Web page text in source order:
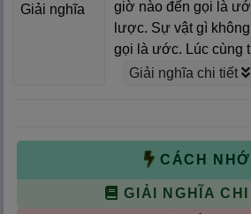
Giải nghĩa
giờ nào đến gọi là
lược. Sự vật gì
gọi là ước. Lúc cùng
Giải nghĩa chi tiết
CÁCH NHỚ
GIẢI NGHĨA